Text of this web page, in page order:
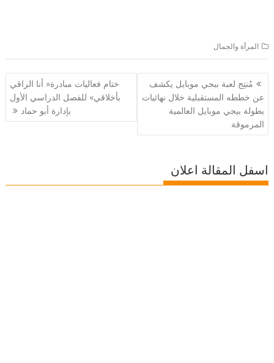
المرأة والجمال
تصفّح
المقالات
مُنتِج لعبة ببجي موبايل يكشف
عن خططه المستقبلية خلال نهائيات
بطولة ببجي موبايل العالمية
المرموقة
ختام فعاليات مبادرة« أنا الراقي
بأخلاقي» للفصل الدراسي الأول
بإدارة أبو حماد
اسفل المقالة اعلان